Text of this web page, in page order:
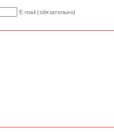
E-mail (обязательно)